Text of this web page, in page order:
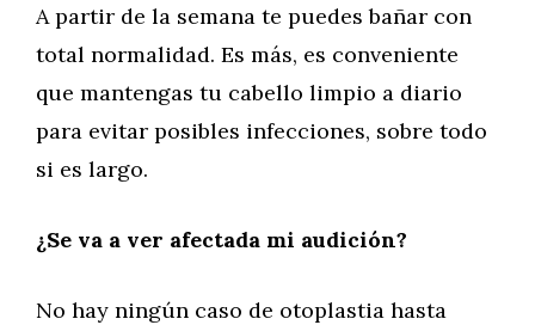
A partir de la semana te puedes bañar con
total normalidad. Es más, es conveniente
que mantengas tu cabello limpio a diario
para evitar posibles infecciones, sobre todo
si es largo.
¿Se va a ver afectada mi audición?
No hay ningún caso de otoplastia hasta